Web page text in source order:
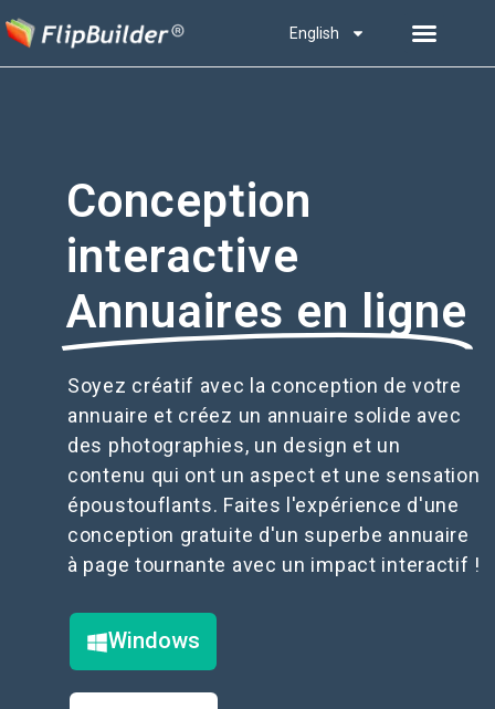
English
Conception
interactive
Annuaires en ligne
Soyez créatif avec la conception de votre
annuaire et créez un annuaire solide avec
des photographies, un design et un
contenu qui ont un aspect et une sensation
époustouflants. Faites l'expérience d'une
conception gratuite d'un superbe annuaire
à page tournante avec un impact interactif !
Windows